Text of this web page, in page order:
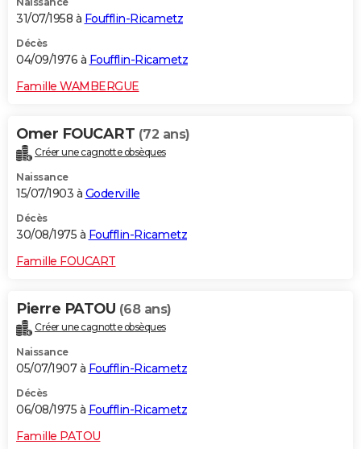
31/07/1958 à Foufflin-Ricametz
Décès
04/09/1976 à Foufflin-Ricametz
Famille WAMBERGUE
Omer FOUCART (72 ans)
Créer une cagnotte obsèques
Naissance
15/07/1903 à Goderville
Décès
30/08/1975 à Foufflin-Ricametz
Famille FOUCART
Pierre PATOU (68 ans)
Créer une cagnotte obsèques
Naissance
05/07/1907 à Foufflin-Ricametz
Décès
06/08/1975 à Foufflin-Ricametz
Famille PATOU